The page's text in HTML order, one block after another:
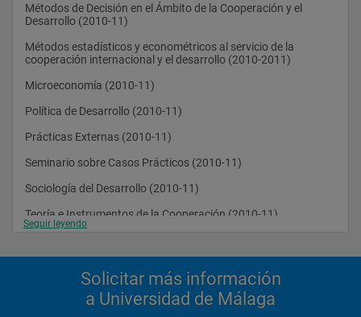
Métodos de Decisión en el Ámbito de la Cooperación y el
Desarrollo (2010-11)
Métodos estadísticos y econométricos al servicio de la
cooperación internacional y el desarrollo (2010-2011)
Microeconomía (2010-11)
Política de Desarrollo (2010-11)
Prácticas Externas (2010-11)
Seminario sobre Casos Prácticos (2010-11)
Sociología del Desarrollo (2010-11)
Teoría e Instrumentos de la Cooperación (2010-11)
Seguir leyendo
Solicitar más información
a Universidad de Málaga